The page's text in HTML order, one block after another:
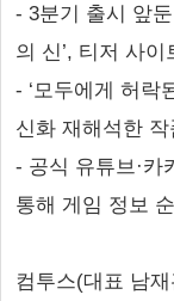
- 3분기 출시 앞
의 신’, 티저 사
- ‘모두에게 허락
신화 재해석한
- 공식 유튜브·카
통해 게임 정보
컴투스(대표 남